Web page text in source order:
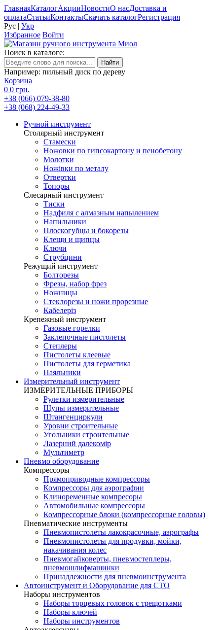
ГлавнаяКаталогАкцииНовостиО насДоставка и
оплатаСтатьиКонтактыСкачать каталогРегистрация
Рус | Укр
Избранное Войти
Поиск в каталоге:
Например: пильный диск по дереву
Корзина
0 0 грн.
+38 (066) 079-38-80
+38 (068) 224-49-33
Ручной инструмент
Столярный инструмент
Стамески
Ножовки по гипсокартону и пенобетону
Молотки
Ножівки по металу
Отвертки
Топоры
Слесарный инструмент
Тиски
Надфиля с алмазным напылением
Напильники
Плоскогубцы и бокорезы
Клещи и щипцы
Ключи
Струбцини
Режущий инструмент
Болторезы
Фрезы, набор фрез
Ножницы
Стеклорезы и ножи прорезные
Кабелеріз
Крепежный инструмент
Газовые горелки
Заклепочные пистолеты
Степлеры
Пистолеты клеевые
Пистолеты для герметика
Паяльники
Измерительный инструмент
ИЗМЕРИТЕЛЬНЫЕ ПРИБОРЫ
Рулетки измерительные
Щупы измерительные
Штангенциркули
Уровни строительные
Угольники строительные
Лазерний далекомір
Мультиметр
Пневмо оборудование
Компрессоры
Прямоприводные компрессоры
Компрессоры для аэрографии
Клиноременные компресоры
Автомобильные компрессоры
Компрессорные блоки (компрессорные головы)
Пневматические инструменты
Пневмопистолеты лакокрасочные, аэрографы
Пневмопистолеты для продувки, мойки,
накачивания колес
Пневмогайковерты, пневмостеплеры,
пневмошлифмашинки
Принадлежности для пневмоинструмента
Автоинструмент и Оборудование для СТО
Наборы инструментов
Наборы торцевых головок c трещотками
Наборы ключей
Наборы инструментов